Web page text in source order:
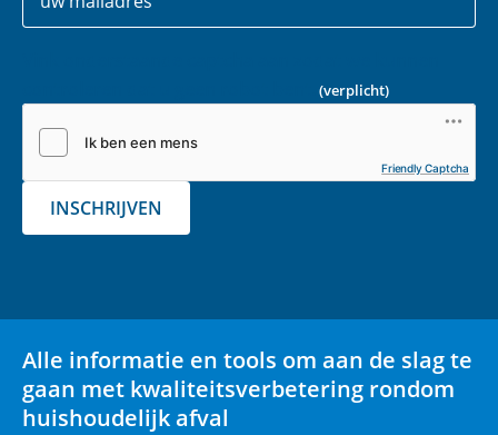
gegevens
i
v
c
h
t
(verplicht)
Friendly Captcha
INSCHRIJVEN
Alle informatie en tools om aan de slag te
gaan met kwaliteitsverbetering rondom
huishoudelijk afval